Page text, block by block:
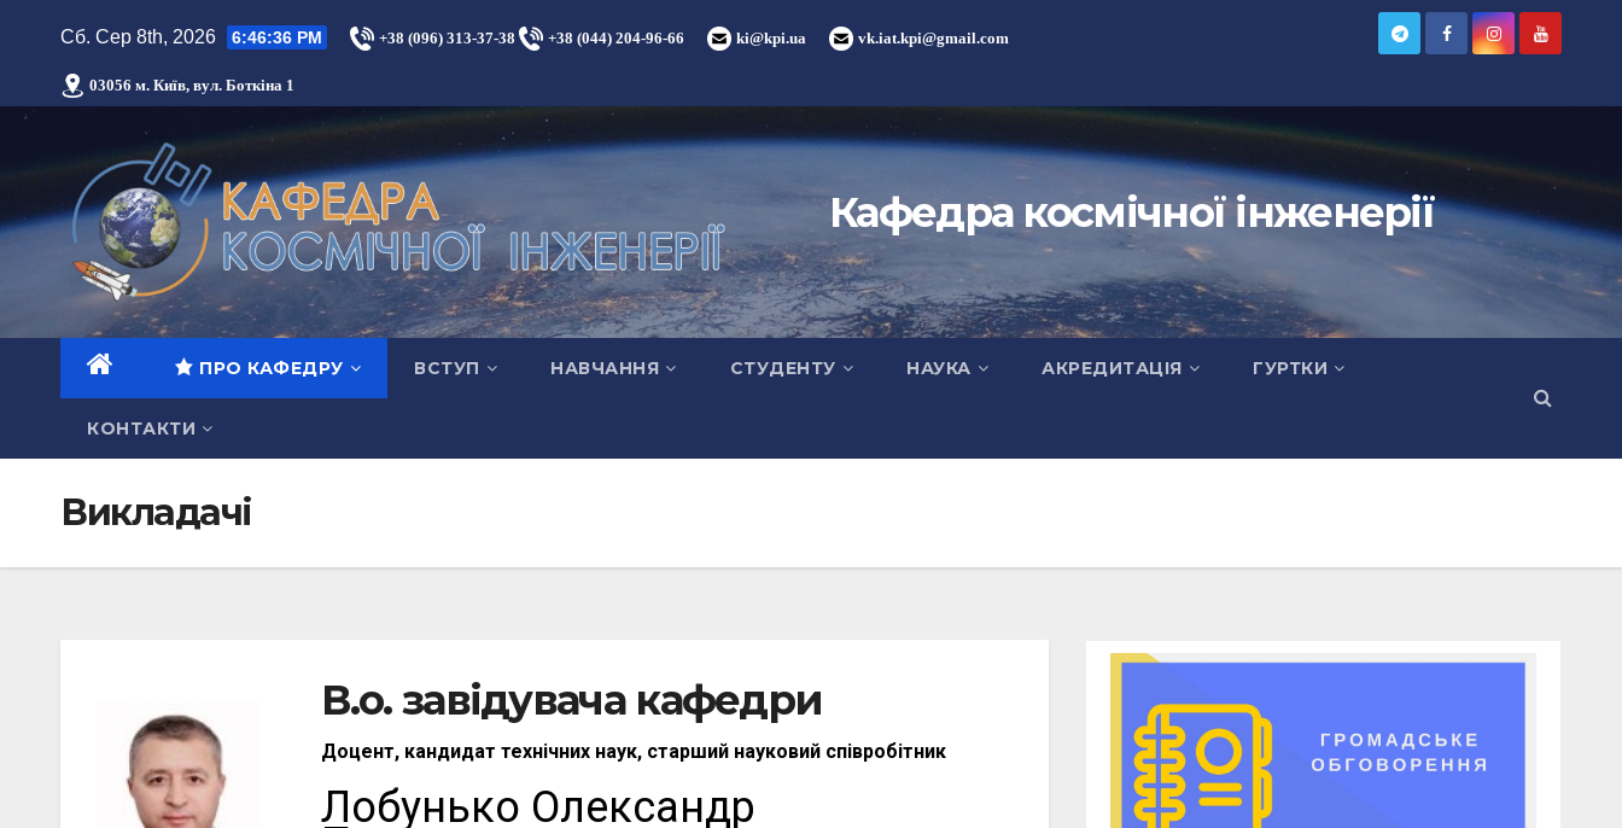
Сб. Сер 8th, 2026 6:46:37 PM +38 (096) 313-37-38 +38 (044) 204-96-66 ki@kpi.ua vk.iat.kpi@gmail.com
03056 м. Київ, вул. Боткіна 1
Кафедра космічної інженерії
ПРО КАФЕДРУ ВСТУП НАВЧАННЯ СТУДЕНТУ НАУКА АКРЕДИТАЦІЯ ГУРТКИ
КОНТАКТИ
Викладачі
В.о. завідувача кафедри
Доцент, кандидат технічних наук, старший науковий співробітник
‪Лобунько Олександр